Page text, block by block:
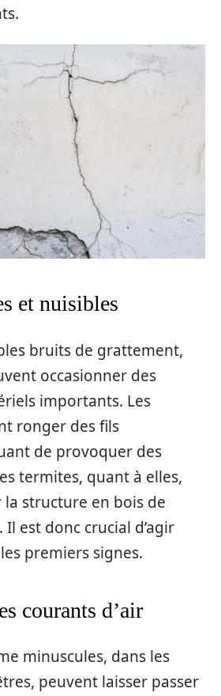
et nuisibles
bruits de grattement,
occasionner des
importants. Les
ronger des fils
de provoquer des
termites, quant à elles,
structure en bois de
est donc crucial d’agir
premiers signes.
courants d’air
minuscules, dans les
peuvent laisser passer